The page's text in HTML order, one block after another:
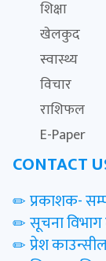
शिक्षा
खेलकुद
स्वास्थ्य
विचार
राशिफल
E-Paper
CONTACT
प्रकाशक-
सूचना
प्रेश